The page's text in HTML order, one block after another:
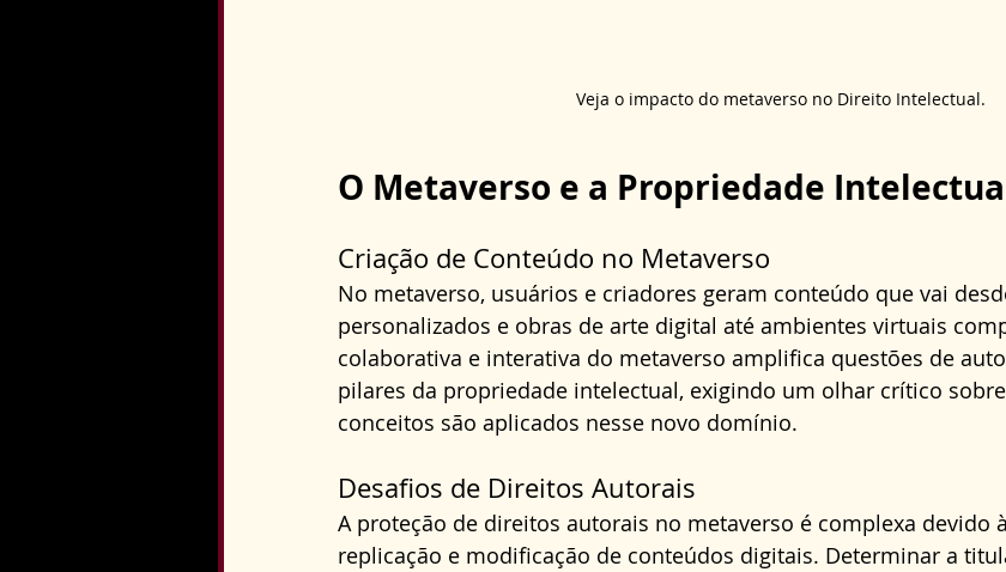
Veja o impacto do metaverso no Direito Intelectual.
O Metaverso e a Propriedade
Criação de Conteúdo no Metaverso
No metaverso, usuários e criadores geram conteúdo que vai
personalizados e obras de arte digital até ambientes virtuais
colaborativa e interativa do metaverso amplifica questões de
pilares da propriedade intelectual, exigindo um olhar crítico
conceitos são aplicados nesse novo domínio.
Desafios de Direitos Autorais
A proteção de direitos autorais no metaverso é complexa devido
replicação e modificação de conteúdos digitais. Determinar a